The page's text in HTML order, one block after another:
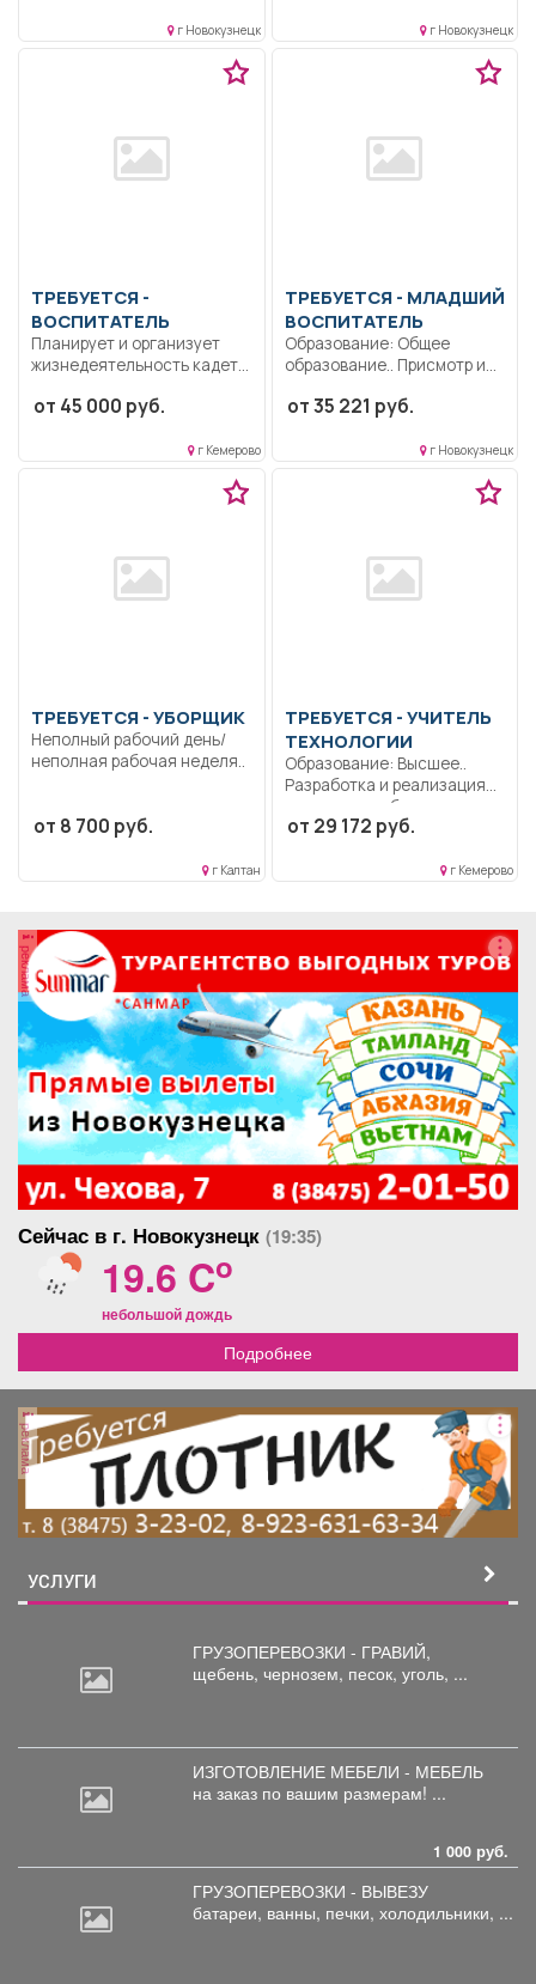
г Новокузнецк г Новокузнецк
ТРЕБУЕТСЯ -
ВОСПИТАТЕЛЬ
Планирует и организует
жизнедеятельность кадет и
воспитание....
от 45 000 руб.
г Кемерово
ТРЕБУЕТСЯ - МЛАДШИЙ
ВОСПИТАТЕЛЬ
Образование: Общее
образование.. Присмотр и
дошкольного...
от 35 221 руб.
г Новокузнецк
ТРЕБУЕТСЯ - УБОРЩИК
Неполный рабочий день/
неполная рабочая неделя..
от 8 700 руб.
г Калтан
ТРЕБУЕТСЯ - УЧИТЕЛЬ
ТЕХНОЛОГИИ
Образование: Высшее..
Разработка и реализация
программ учебных
дисциплин в...
от 29 172 руб.
г Кемерово
реклама
Сейчас в г. Новокузнецк (19:35)
19.6 Co
небольшой дождь
Подробнее
реклама
УСЛУГИ
ГРУЗОПЕРЕВОЗКИ - ГРАВИЙ,
щебень, чернозем, песок, уголь, ...
ИЗГОТОВЛЕНИЕ МЕБЕЛИ - МЕБЕЛЬ
на заказ по вашим размерам! ...
1 000 руб.
ГРУЗОПЕРЕВОЗКИ - ВЫВЕЗУ
батареи, ванны, печки, холодильники, ...